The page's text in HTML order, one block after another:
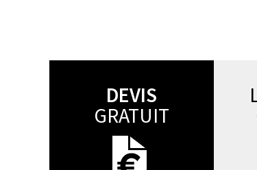
DEVIS
GRATUIT